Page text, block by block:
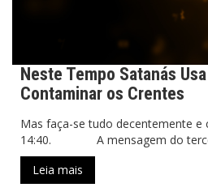
Neste Tempo Satanás
Contaminar os Crentes
Mas faça-se tudo decentemente e
14:40. A mensagem do
Leia mais